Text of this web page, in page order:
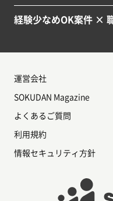
経験少なめOK案件 ×
運営会社
SOKUDAN Magazine
よくあるご質問
利用規約
情報セキュリティ方針